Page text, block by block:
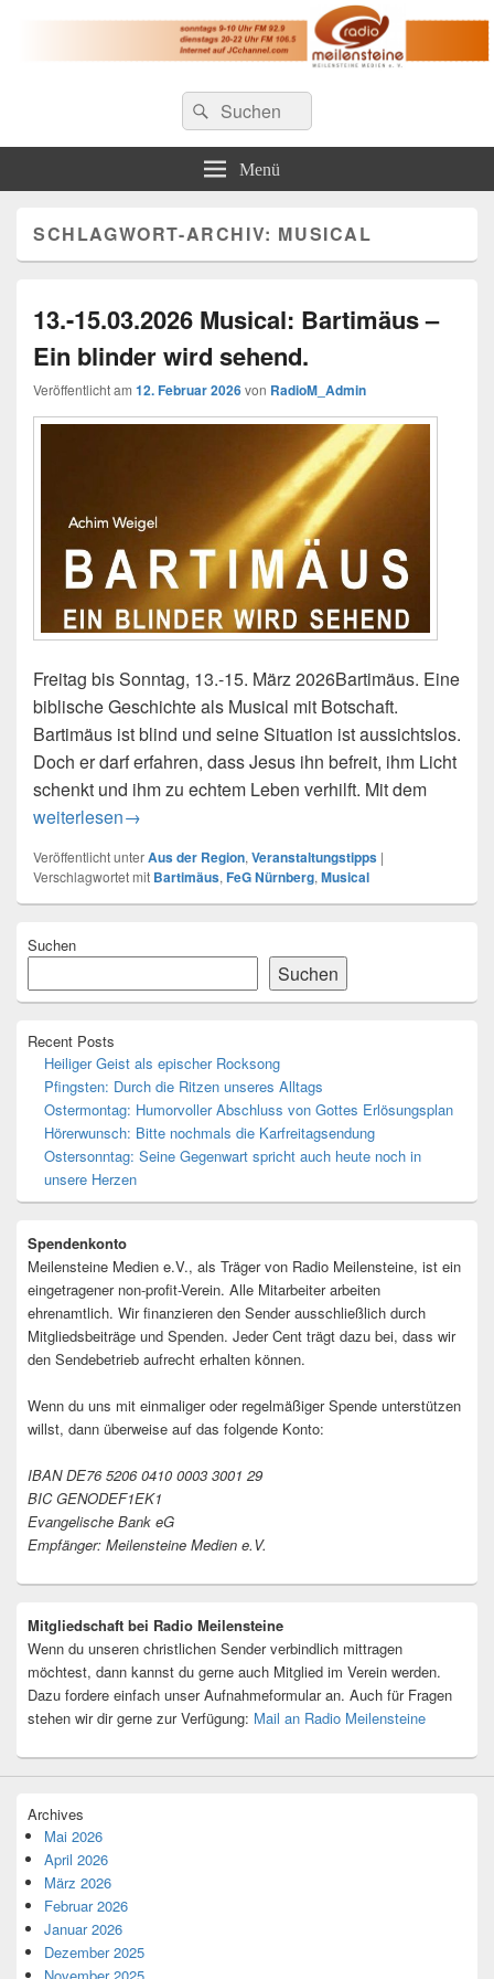
Radio Meilensteine
Christliches Radio im Großraum Nürnberg
Suche
nach:
Suchen
Menü
SCHLAGWORT-ARCHIV: MUSICAL
13.-15.03.2026 Musical: Bartimäus –
Ein blinder wird sehend.
Veröffentlicht am 12. Februar 2026von RadioM_Admin
Freitag bis Sonntag, 13.-15. März 2026Bartimäus. Eine
biblische Geschichte als Musical mit Botschaft.
Bartimäus ist blind und seine Situation ist aussichtslos.
Doch er darf erfahren, dass Jesus ihn befreit, ihm Licht
schenkt und ihm zu echtem Leben verhilft. Mit dem
13.-15.03.2026 Musical: Bartimäus – Ein blinder wird
weiterlesen→
Veröffentlicht unterAus der Region, Veranstaltungstipps |
Verschlagwortet mit Bartimäus, FeG Nürnberg, Musical
Seitenleisten-
Suchen
Suchen
Recent Posts
Heiliger Geist als epischer Rocksong
Pfingsten: Durch die Ritzen unseres Alltags
Ostermontag: Humorvoller Abschluss von Gottes Erlösungsplan
Hörerwunsch: Bitte nochmals die Karfreitagsendung
Ostersonntag: Seine Gegenwart spricht auch heute noch in
unsere Herzen
Spendenkonto
Meilensteine Medien e.V., als Träger von Radio Meilensteine, ist ein
eingetragener non-profit-Verein. Alle Mitarbeiter arbeiten
ehrenamtlich. Wir finanzieren den Sender ausschließlich durch
Mitgliedsbeiträge und Spenden. Jeder Cent trägt dazu bei, dass wir
den Sendebetrieb aufrecht erhalten können.
Wenn du uns mit einmaliger oder regelmäßiger Spende unterstützen
willst, dann überweise auf das folgende Konto:
IBAN DE76 5206 0410 0003 3001 29
BIC GENODEF1EK1
Evangelische Bank eG
Empfänger: Meilensteine Medien e.V.
Mitgliedschaft bei Radio Meilensteine
Wenn du unseren christlichen Sender verbindlich mittragen
möchtest, dann kannst du gerne auch Mitglied im Verein werden.
Dazu fordere einfach unser Aufnahmeformular an. Auch für Fragen
stehen wir dir gerne zur Verfügung: Mail an Radio Meilensteine
Archives
Mai 2026
April 2026
März 2026
Februar 2026
Januar 2026
Dezember 2025